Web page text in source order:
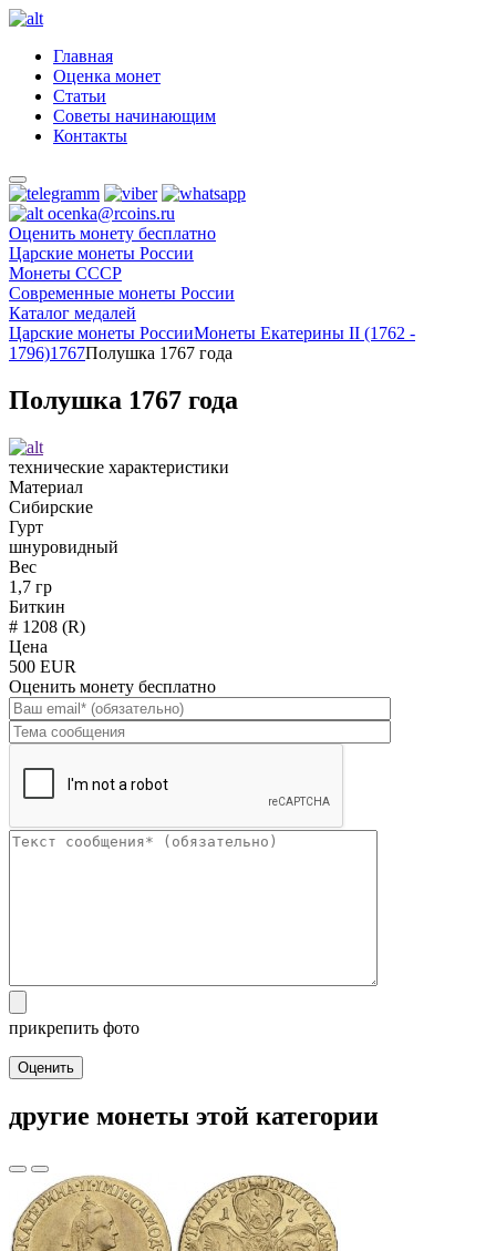
Главная
Оценка монет
Статьи
Советы начинающим
Контакты
ocenka@rcoins.ru
Оценить монету бесплатно
Царские монеты России
Монеты СССР
Современные монеты России
Каталог медалей
Царские монеты РоссииМонеты Екатерины II (1762 -
1796)1767Полушка 1767 года
Полушка 1767 года
технические характеристики
Материал
Сибирские
Гурт
шнуровидный
Вес
1,7 гр
Биткин
# 1208 (R)
Цена
500 EUR
Оценить монету бесплатно
прикрепить фото
Оценить
другие монеты этой категории